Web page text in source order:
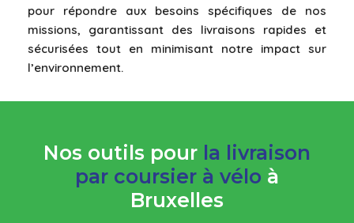
pour répondre aux besoins spécifiques de nos
missions, garantissant des livraisons rapides et
sécurisées tout en minimisant notre impact sur
l’environnement.
Nos outils pour la livraison
par coursier à vélo à
Bruxelles